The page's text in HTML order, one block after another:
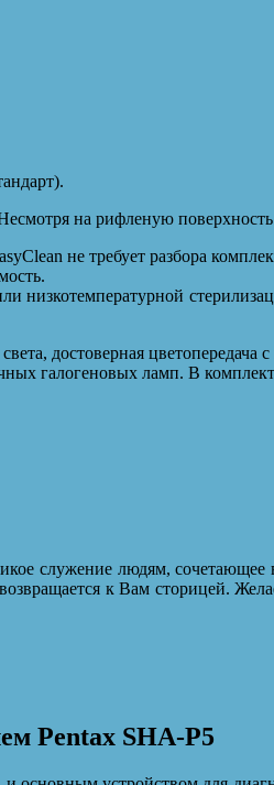
на рифленую поверхность
не требует разбора
достоверная цветопередача
галогеновых ламп. В
служение людям,
к Вам сторицей.
Pentax SHA-P5